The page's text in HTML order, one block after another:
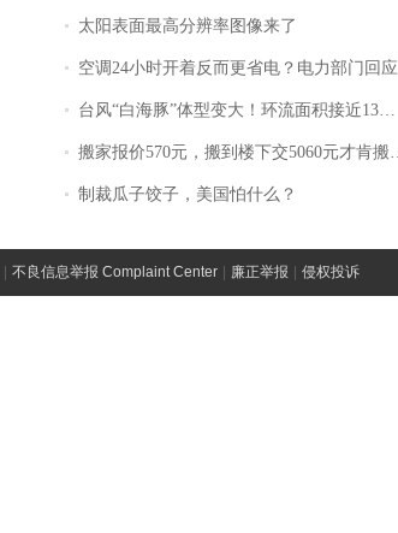
太阳表面最高分辨率图像来了
空调24小时开着反而更省电？电力部门回应
台风“白海豚”体型变大！环流面积接近13个浙江那么大
搬家报价570元，搬到楼下交5060元才肯搬上楼！女子傻眼了……
制裁瓜子饺子，美国怕什么？
不良信息举报 Complaint Center 廉正举报 侵权投诉